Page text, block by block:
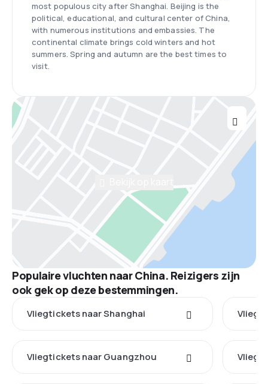
most populous city after Shanghai. Beijing is the
political, educational, and cultural center of China,
with numerous institutions and embassies. The
continental climate brings cold winters and hot
summers. Spring and autumn are the best times to
visit.
Populaire vluchten naar China. Reizigers zijn
ook gek op deze bestemmingen.
Vliegtickets naar Shanghai
Vliegtickets naar Guangzhou